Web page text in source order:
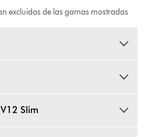
excluidas de las gamas mostradas
Slim